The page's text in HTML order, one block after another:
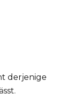
derjenige